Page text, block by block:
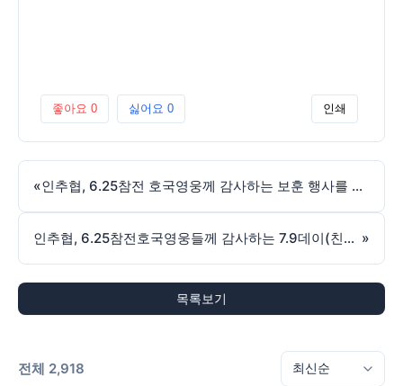
좋아요 0 싫어요 0 인쇄
« 인추협, 6.25참전 호국영웅께 감사하는 보훈 행사를 이어가다-라이브뉴스
인추협, 6.25참전호국영웅들께 감사하는 7.9데이(친구데이) 행사 개최-라이브뉴스 »
목록보기
전체 2,918